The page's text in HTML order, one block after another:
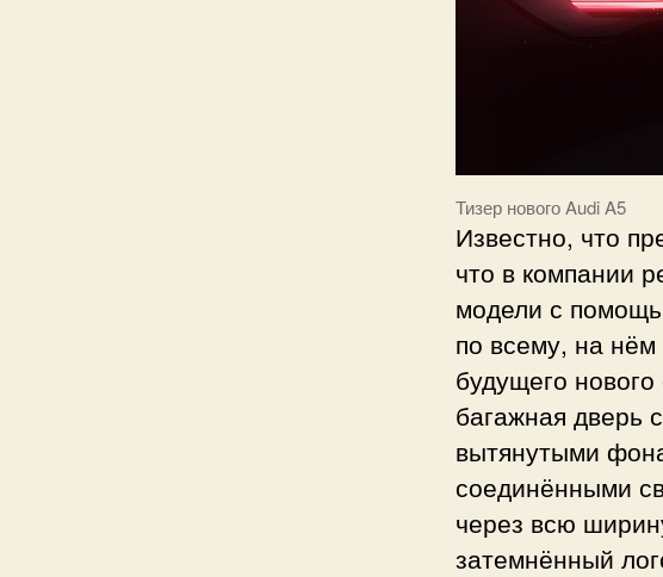
Тизер нового Audi A5
Известно, что
что в компании
модели с
по всему, на нём
будущего
багажная дверь
вытянутыми
соединёнными
через всю
затемнённый